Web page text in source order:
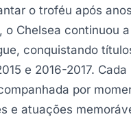
o troféu após
o Chelsea continuou
conquistando
e 2016-2017.
por
e atuações